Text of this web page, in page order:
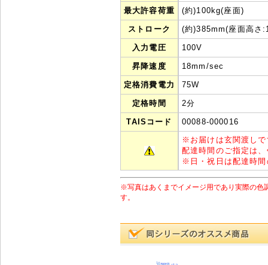
最大許容荷重 (約)100 kg(座面)
ストローク (約)385mm(座面高さ
入力電圧 100V
昇降速度 18mm/sec
定格消費電力 75W
定格時間 2分
TAISコード
00088-000016
※ お届けは玄関渡し
配達時間のご指定は
※ 日・祝日は配達時
※写真はあくまでイメージ用であり実際の色
す。